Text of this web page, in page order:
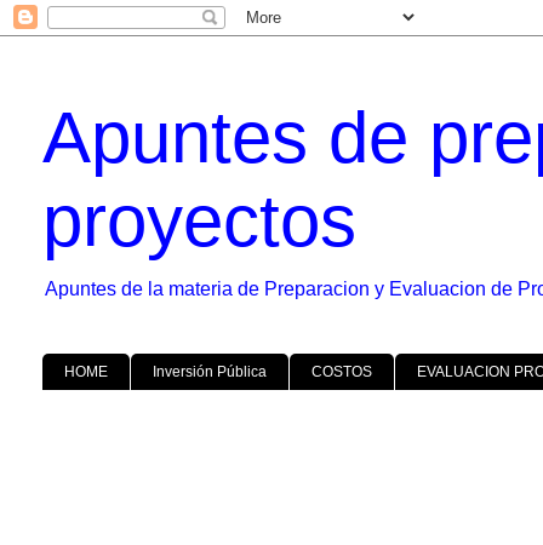
Apuntes de
proyectos
Apuntes de la materia de Preparacion y Evaluacion de
HOME Inversión Pública COSTOS EVALUACION